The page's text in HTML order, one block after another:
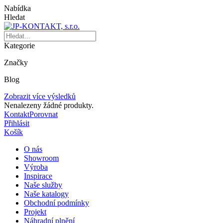
Nabídka
Hledat
Kategorie
Značky
Blog
Zobrazit více výsledků
Nenalezeny žádné produkty.
KontaktPorovnat
Přihlásit
Košík
O nás
Showroom
Výroba
Inspirace
Naše služby
Naše katalogy
Obchodní podmínky
Projekt
Náhradní plnění